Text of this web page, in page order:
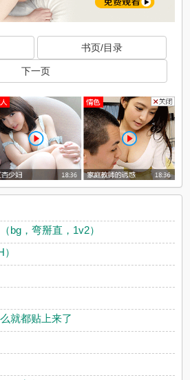
书页/目录
下一页
bg，弯掰直，1v2）
就都贴上来了